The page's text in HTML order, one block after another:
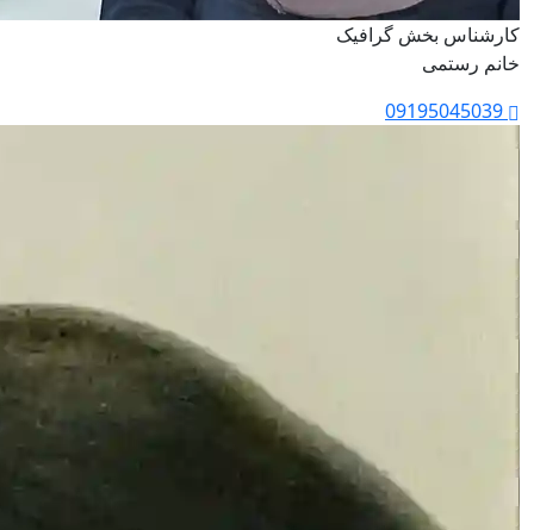
کارشناس بخش گرافیک
خانم رستمی